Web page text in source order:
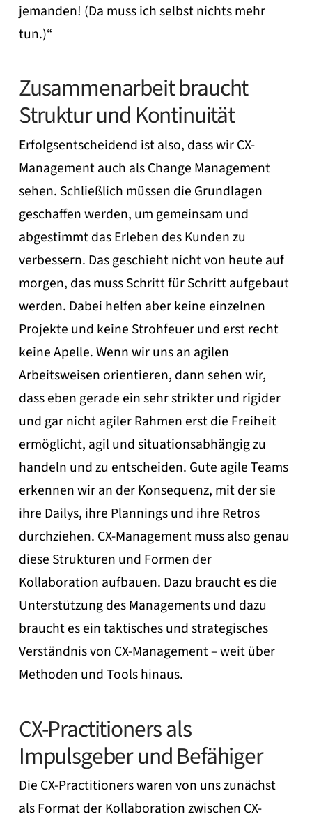
jemanden! (Da muss ich selbst nichts mehr
tun.)“
Zusammenarbeit braucht
Struktur und Kontinuität
Erfolgsentscheidend ist also, dass wir CX-
Management auch als Change Management
sehen. Schließlich müssen die Grundlagen
geschaffen werden, um gemeinsam und
abgestimmt das Erleben des Kunden zu
verbessern. Das geschieht nicht von heute auf
morgen, das muss Schritt für Schritt aufgebaut
werden. Dabei helfen aber keine einzelnen
Projekte und keine Strohfeuer und erst recht
keine Apelle. Wenn wir uns an agilen
Arbeitsweisen orientieren, dann sehen wir,
dass eben gerade ein sehr strikter und rigider
und gar nicht agiler Rahmen erst die Freiheit
ermöglicht, agil und situationsabhängig zu
handeln und zu entscheiden. Gute agile Teams
erkennen wir an der Konsequenz, mit der sie
ihre Dailys, ihre Plannings und ihre Retros
durchziehen. CX-Management muss also genau
diese Strukturen und Formen der
Kollaboration aufbauen. Dazu braucht es die
Unterstützung des Managements und dazu
braucht es ein taktisches und strategisches
Verständnis von CX-Management – weit über
Methoden und Tools hinaus.
CX-Practitioners als
Impulsgeber und Befähiger
Die CX-Practitioners waren von uns zunächst
als Format der Kollaboration zwischen CX-